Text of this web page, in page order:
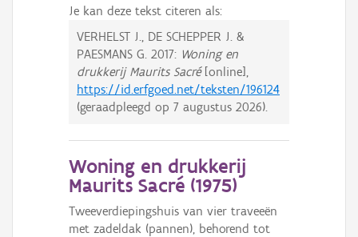
Je kan deze tekst citeren als:
VERHELST J., DE SCHEPPER J. &
PAESMANS G. 2017: Woning en
drukkerij Maurits Sacré[online],
https://id.erfgoed.net/teksten/196124
(geraadpleegd op 7 augustus 2026).
Woning en drukkerij
Maurits Sacré (1975)
Tweeverdiepingshuis van vier traveeën
met zadeldak (pannen), behorend tot